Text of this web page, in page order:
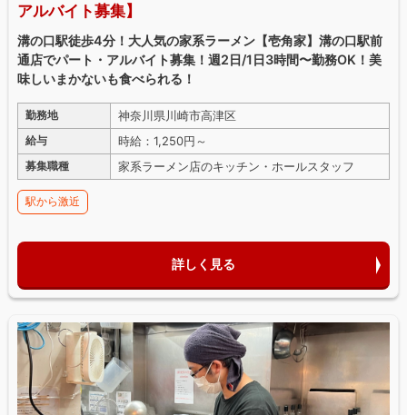
アルバイト募集】
溝の口駅徒歩4分！大人気の家系ラーメン【壱角家】溝の口駅前
通店でパート・アルバイト募集！週2日/1日3時間〜勤務OK！美
味しいまかないも食べられる！
勤務地 神奈川県川崎市高津区
給与 時給：1,250円～
募集職種 家系ラーメン店のキッチン・ホールスタッフ
駅から激近
詳しく見る